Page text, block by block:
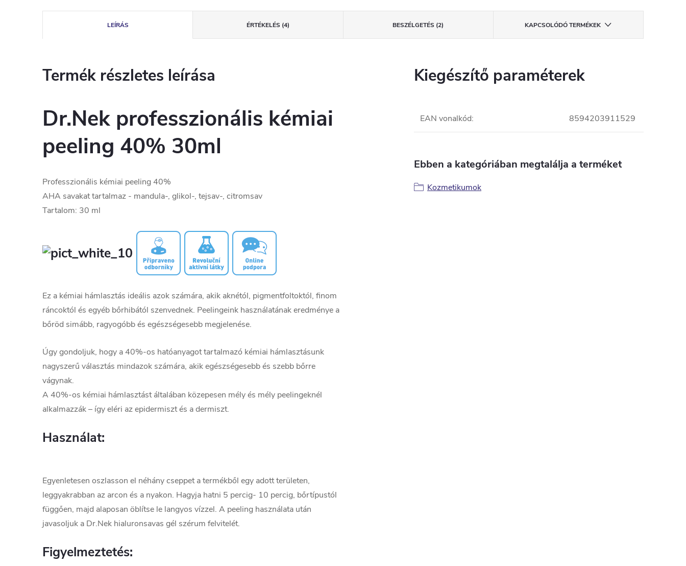
LEÍRÁS ÉRTÉKELÉS (4) BESZÉLGETÉS (2) KAPCSOLÓDÓ TERMÉKEK
Termék részletes leírása
Dr.Nek professzionális kémiai
peeling 40% 30ml
Professzionális kémiai peeling 40%
AHA savakat tartalmaz - mandula-, glikol-, tejsav-, citromsav
Tartalom: 30 ml
Ez a kémiai hámlasztás ideális azok számára, akik aknétól, pigmentfoltoktól, finom
ráncoktól és egyéb bőrhibától szenvednek. Peelingeink használatának eredménye a
bőröd simább, ragyogóbb és egészségesebb megjelenése.
Úgy gondoljuk, hogy a 40%-os hatóanyagot tartalmazó kémiai hámlasztásunk
nagyszerű választás mindazok számára, akik egészségesebb és szebb bőrre
vágynak.
A 40%-os kémiai hámlasztást általában közepesen mély és mély peelingeknél
alkalmazzák – így eléri az epidermiszt és a dermiszt.
Használat:
Egyenletesen oszlasson el néhány cseppet a termékből egy adott területen,
leggyakrabban az arcon és a nyakon. Hagyja hatni 5 percig- 10 percig, bőrtípustól
függően, majd alaposan öblítse le langyos vízzel. A peeling használata után
javasoljuk a Dr.Nek hialuronsavas gél szérum felvitelét.
Figyelmeztetés:
Kiegészítő paraméterek
EAN vonalkód: 8594203911529
Ebben a kategóriában megtalálja a terméket
Kozmetikumok